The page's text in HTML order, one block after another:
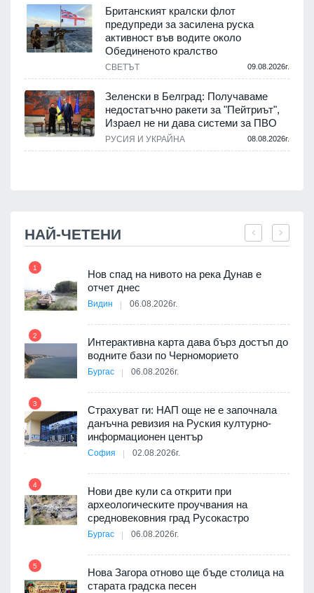
Британският кралски флот
предупреди за засилена руска
активност във водите около
Обединеното кралство
СВЕТЪТ 09.08.2026г.
Зеленски в Белград: Получаваме
недостатъчно ракети за "Пейтриът",
Израел не ни дава системи за ПВО
РУСИЯ И УКРАЙНА 08.08.2026г.
НАЙ-ЧЕТЕНИ
1
Нов спад на нивото на река Дунав е
отчет днес
Видин 06.08.2026г.
2
Интерактивна карта дава бърз достъп до
водните бази по Черноморието
Бургас 06.08.2026г.
3
Страхуват ги: НАП още не е започнала
данъчна ревизия на Руския културно-
информационен център
София 02.08.2026г.
4
Нови две кули са открити при
археологическите проучвания на
средновековния град Русокастро
Бургас 06.08.2026г.
5
Нова Загора отново ще бъде столица на
старата градска песен